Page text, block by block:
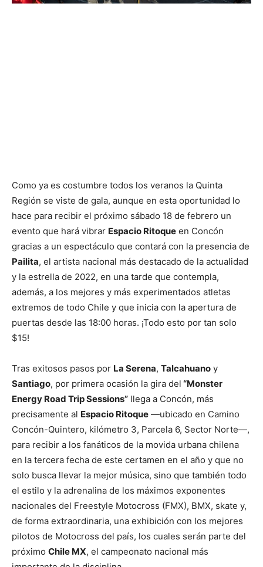
Como ya es costumbre todos los veranos la Quinta
Región se viste de gala, aunque en esta oportunidad lo
hace para recibir el próximo sábado 18 de febrero un
evento que hará vibrar Espacio Ritoque en Concón
gracias a un espectáculo que contará con la presencia de
Pailita, el artista nacional más destacado de la actualidad
y la estrella de 2022, en una tarde que contempla,
además, a los mejores y más experimentados atletas
extremos de todo Chile y que inicia con la apertura de
puertas desde las 18:00 horas. ¡Todo esto por tan solo
$15!
Tras exitosos pasos por La Serena, Talcahuano y
Santiago, por primera ocasión la gira del “Monster
Energy Road Trip Sessions” llega a Concón, más
precisamente al Espacio Ritoque —ubicado en Camino
Concón-Quintero, kilómetro 3, Parcela 6, Sector Norte—,
para recibir a los fanáticos de la movida urbana chilena
en la tercera fecha de este certamen en el año y que no
solo busca llevar la mejor música, sino que también todo
el estilo y la adrenalina de los máximos exponentes
nacionales del Freestyle Motocross (FMX), BMX, skate y,
de forma extraordinaria, una exhibición con los mejores
pilotos de Motocross del país, los cuales serán parte del
próximo Chile MX, el campeonato nacional más